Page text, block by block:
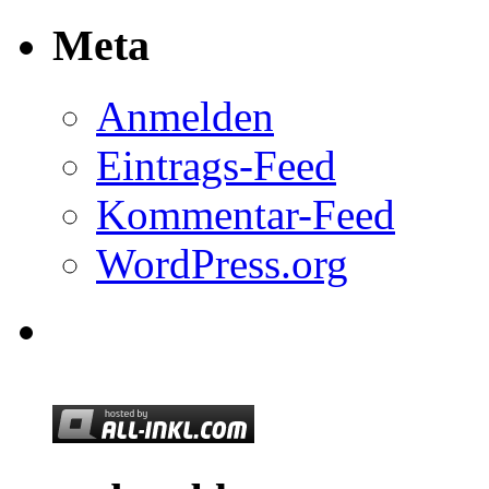
Meta
Anmelden
Eintrags-Feed
Kommentar-Feed
WordPress.org